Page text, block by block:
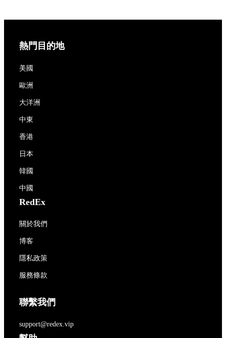
熱門目的地
美國
歐洲
大洋洲
中東
香港
日本
韓國
中國
RedEx
關於我們
博客
隱私政策
服務條款
聯繫我們
support@redex.vip